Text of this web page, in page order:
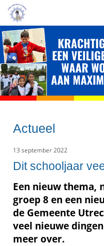
Actueel
13 september 2022
Dit schooljaar
Een nieuw thema,
groep 8 en een
de Gemeente
veel nieuwe
meer over.